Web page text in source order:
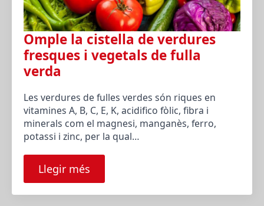
Omple la cistella de verdures
fresques i vegetals de fulla
verda
Les verdures de fulles verdes són riques en
vitamines A, B, C, E, K, acidifico fòlic, fibra i
minerals com el magnesi, manganès, ferro,
potassi i zinc, per la qual…
Llegir més